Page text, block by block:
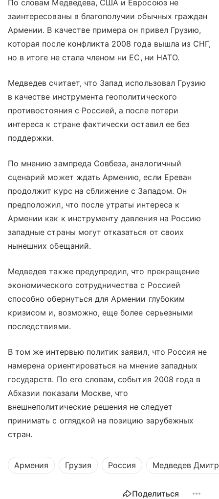
По словам Медведева, США и Евросоюз не
заинтересованы в благополучии обычных граждан
Армении. В качестве примера он привел Грузию,
которая после конфликта 2008 года вышла из СНГ,
но в итоге не стала членом ни ЕС, ни НАТО.
Медведев считает, что Запад использовал Грузию
в качестве инструмента геополитического
противостояния с Россией, а после потери
интереса к стране фактически оставил ее без
поддержки.
По мнению зампреда Совбеза, аналогичный
сценарий может ждать Армению, если Ереван
продолжит курс на сближение с Западом. Он
предположил, что после утраты интереса к
Армении как к инструменту давления на Россию
западные страны могут отказаться от своих
нынешних обещаний.
Медведев также предупредил, что прекращение
экономического сотрудничества с Россией
способно обернуться для Армении глубоким
кризисом и, возможно, еще более серьезными
последствиями.
В том же интервью политик заявил, что Россия не
намерена ориентироваться на мнение западных
государств. По его словам, события 2008 года в
Абхазии показали Москве, что
внешнеполитические решения не следует
принимать с оглядкой на позицию зарубежных
стран.
Армения Грузия Россия Медведев
Поделиться